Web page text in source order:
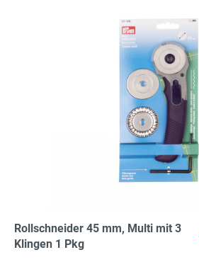
Rollschneider 45 mm, Multi mit 3
Klingen 1 Pkg